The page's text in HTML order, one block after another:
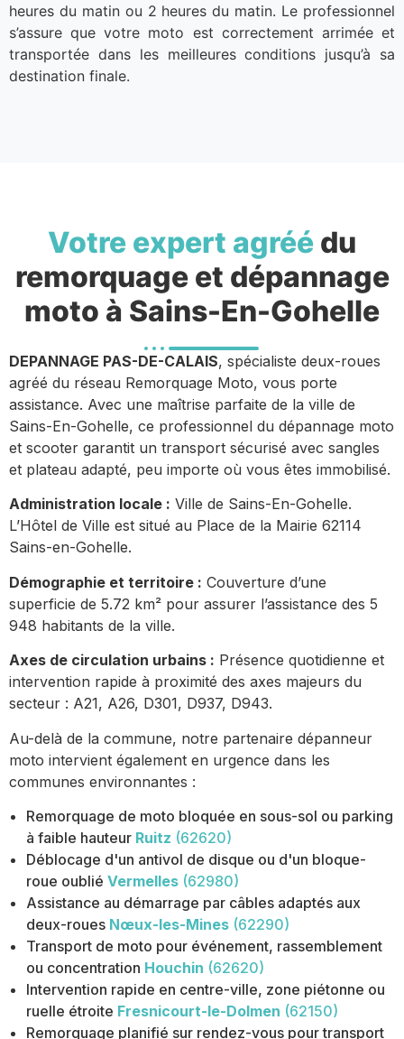
heures du matin ou 2 heures du matin. Le professionnel
s’assure que votre moto est correctement arrimée et
transportée dans les meilleures conditions jusqu’à sa
destination finale.
Votre expert agréé du
remorquage et dépannage
moto à Sains-En-Gohelle
DEPANNAGE PAS-DE-CALAIS, spécialiste deux-roues
agréé du réseau Remorquage Moto, vous porte
assistance. Avec une maîtrise parfaite de la ville de
Sains-En-Gohelle, ce professionnel du dépannage moto
et scooter garantit un transport sécurisé avec sangles
et plateau adapté, peu importe où vous êtes immobilisé.
Administration locale : Ville de Sains-En-Gohelle.
L’Hôtel de Ville est situé au Place de la Mairie 62114
Sains-en-Gohelle.
Démographie et territoire : Couverture d’une
superficie de 5.72 km² pour assurer l’assistance des 5
948 habitants de la ville.
Axes de circulation urbains : Présence quotidienne et
intervention rapide à proximité des axes majeurs du
secteur : A21, A26, D301, D937, D943.
Au-delà de la commune, notre partenaire dépanneur
moto intervient également en urgence dans les
communes environnantes :
Remorquage de moto bloquée en sous-sol ou parking
à faible hauteur Ruitz (62620)
Déblocage d'un antivol de disque ou d'un bloque-
roue oublié Vermelles (62980)
Assistance au démarrage par câbles adaptés aux
deux-roues Nœux-les-Mines (62290)
Transport de moto pour événement, rassemblement
ou concentration Houchin (62620)
Intervention rapide en centre-ville, zone piétonne ou
ruelle étroite Fresnicourt-le-Dolmen (62150)
Remorquage planifié sur rendez-vous pour transport